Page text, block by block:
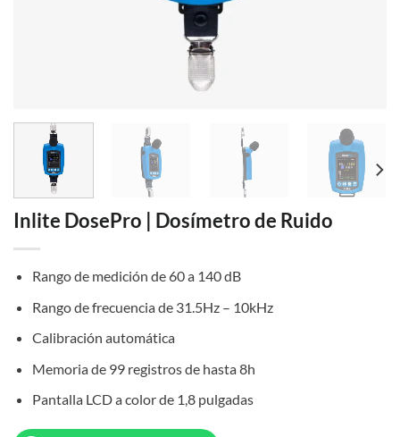
Inlite DosePro | Dosímetro de Ruido
Rango de medición de 60 a 140 dB
Rango de frecuencia de 31.5Hz – 10kHz
Calibración automática
Memoria de 99 registros de hasta 8h
Pantalla LCD a color de 1,8 pulgadas